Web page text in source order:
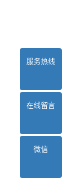
服务热线
在线留言
微信